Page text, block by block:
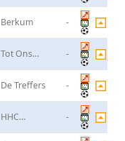
Berkum -
Tot Ons
-
De Treffers -
HHC
-